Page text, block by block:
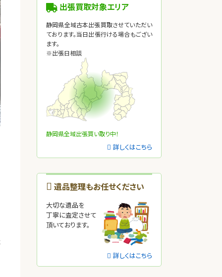
出張買取対象エリア
静岡県全域古本出張買取させていただい
ております。当日出張行ける場合もござい
ます。
※出張日相談
静岡県全域出張買い取り中！
詳しくはこちら
遺品整理もお任せください
大切な遺品を
丁寧に査定させて
頂いております。
詳しくはこちら